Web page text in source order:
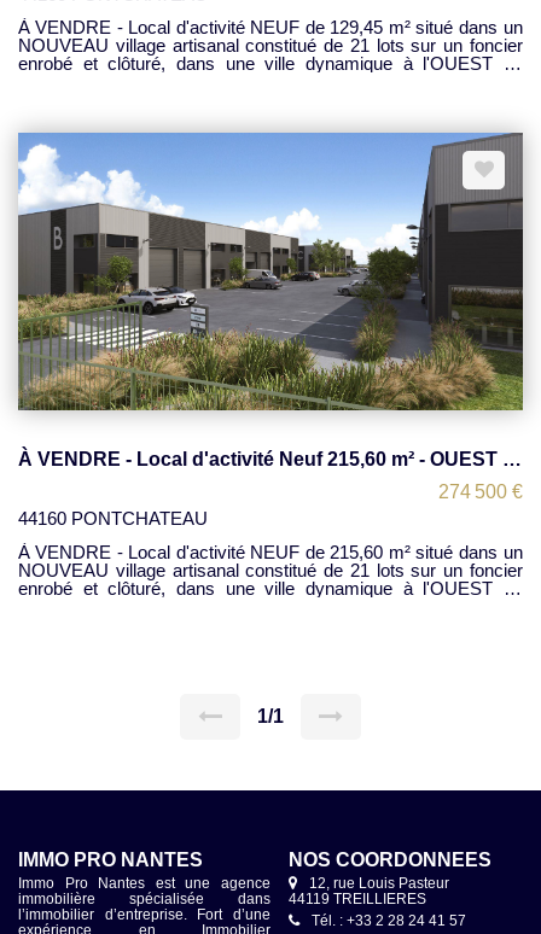
ou organiser une visite, contactez l'agence IMMO PRO
NANTES.
À VENDRE - Local d'activité NEUF de 129,45 m² situé dans un
NOUVEAU village artisanal constitué de 21 lots sur un foncier
enrobé et clôturé, dans une ville dynamique à l'OUEST de
privatives au local Prix demandé, Cas du local "C1 a" : 173.285
€ HT. (+ TVA) Honoraires en sus : 5% du Prix HT à la charge du
preneur. Disponibilité : selon pré commercialisation IMMO PRO
NANTES
À VENDRE - Local d'activité Neuf 215,60 m² - OUEST de NANTES (25 min) - PONTCHATEAU
274 500 €
44160 PONTCHATEAU
À VENDRE - Local d'activité NEUF de 215,60 m² situé dans un
NOUVEAU village artisanal constitué de 21 lots sur un foncier
enrobé et clôturé, dans une ville dynamique à l'OUEST de
1/1
IMMO PRO NANTES
Immo Pro Nantes est une agence
immobilière spécialisée dans
l’immobilier d’entreprise. Fort d’une
NOS COORDONNÉES
12, rue Louis Pasteur
44119 TREILLIERES
Tél. : +33 2 28 24 41 57